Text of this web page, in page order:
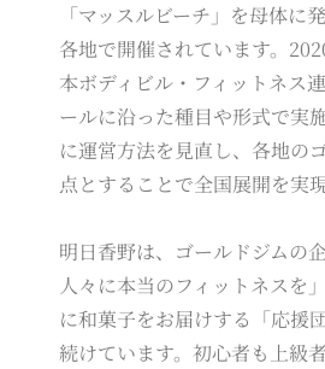
「マッスルビーチ」を母体に
各地で開催されています。
本ボディビル・フィットネス
ールに沿った種目や形式で実
に運営方法を見直し、各地の
点とすることで全国展開を実
明日香野は、ゴールドジムの
人々に本当のフィットネスを
に和菓子をお届けする「応援
続けています。初心者も上級